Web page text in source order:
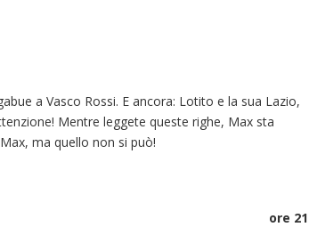
a Vasco Rossi. E ancora: Lotito e la sua Lazio,
Mentre leggete queste righe, Max sta
ma quello non si può!
ore 21